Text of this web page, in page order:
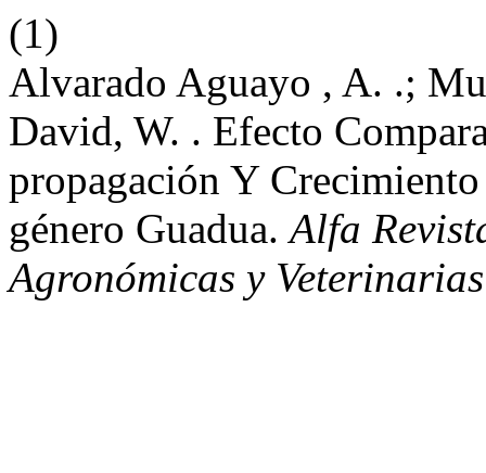
(1)
Alvarado Aguayo , A. .;
David, W. . Efecto
propagación Y
género Guadua.Alfa
Agronómicas y Veterinarias